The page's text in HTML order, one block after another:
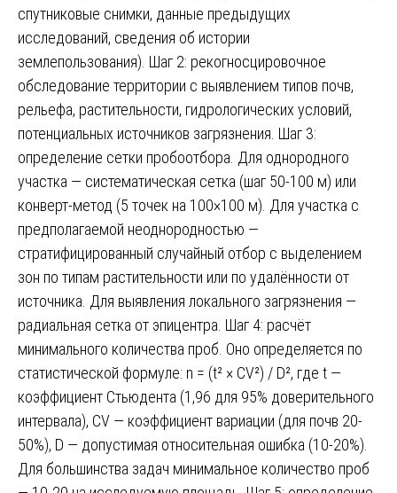
спутниковые снимки, данные предыдущих
исследований, сведения об истории
землепользования). Шаг 2: рекогносцировочное
обследование территории с выявлением типов почв,
рельефа, растительности, гидрологических условий,
потенциальных источников загрязнения. Шаг 3:
определение сетки пробоотбора. Для однородного
участка — систематическая сетка (шаг 50-100 м) или
конверт-метод (5 точек на 100×100 м). Для участка с
предполагаемой неоднородностью —
стратифицированный случайный отбор с выделением
зон по типам растительности или по удалённости от
источника. Для выявления локального загрязнения —
радиальная сетка от эпицентра. Шаг 4: расчёт
минимального количества проб. Оно определяется по
статистической формуле: n = (t² × CV²) / D², где t —
коэффициент Стьюдента (1,96 для 95% доверительного
интервала), CV — коэффициент вариации (для почв 20-
50%), D — допустимая относительная ошибка (10-20%).
Для большинства задач минимальное количество проб